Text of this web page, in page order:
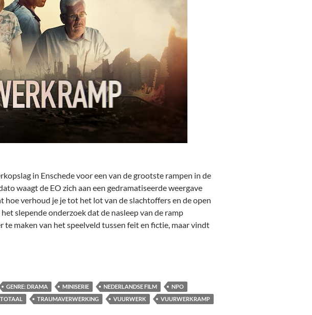
in Enschede voor een van de grootste rampen in de
waagt de EO zich aan een gedramatiseerde weergave
hoe verhoud je je tot het lot van de slachtoffers en de open
slepende onderzoek dat de nasleep van de ramp
te maken van het speelveld tussen feit en fictie, maar vindt
EO/NPO Start, 2025]
GENRE: DRAMA MINISERIE NEDERLANDSE FILM
NPO
TRAUMAVERWERKING VUURWERK
VUURWERKRAMP